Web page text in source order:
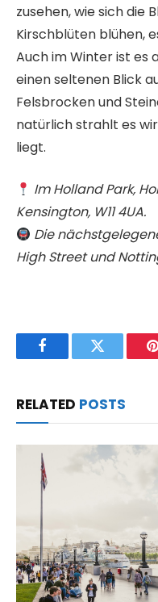
zusehen, wie sich die
Kirschblüten blühen,
Auch im Winter ist es
einen seltenen Blick
Felsbrocken und
natürlich strahlt es
liegt.
Im Holland Park,
Kensington, W11 4UA.
Die
High Street und
FacebookTwitter
RELATED POSTS